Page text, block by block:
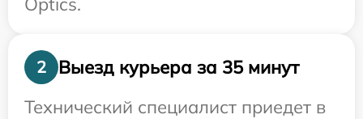
2
Выезд курьера за 35 минут
Технический специалист приедет в